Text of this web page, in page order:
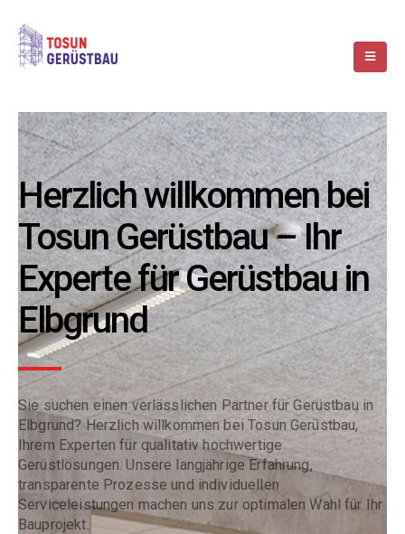
Herzlich willkommen bei
Tosun Gerüstbau – Ihr
Experte für Gerüstbau in
Elbgrund
Sie suchen einen verlässlichen Partner für Gerüstbau in
Elbgrund? Herzlich willkommen bei Tosun Gerüstbau,
Ihrem Experten für qualitativ hochwertige
Gerüstlösungen. Unsere langjährige Erfahrung,
transparente Prozesse und individuellen
Serviceleistungen machen uns zur optimalen Wahl für Ihr
Bauprojekt.